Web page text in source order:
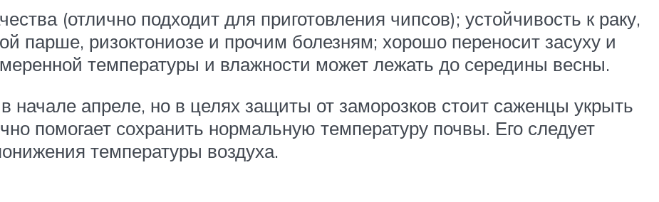
(отлично подходит для приготовления чипсов); устойчивость к раку,
парше, ризоктониозе и прочим болезням; хорошо переносит засуху и
температуры и влажности может лежать до середины весны.
апреле, но в целях защиты от заморозков стоит саженцы укрыть
помогает сохранить нормальную температуру почвы. Его следует
температуры воздуха.